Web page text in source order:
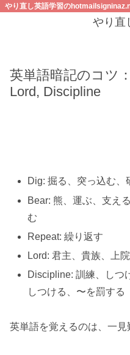
やり直し英語学習の
やり直
英単語暗記のコツ
Lord, Discipline
Dig: 掘る、突っ込む、
Bear: 熊、運ぶ、支え
む
Repeat: 繰り返す
Lord: 君主、貴族、上院
Discipline: 訓練、しつ
しつける、〜を罰する
英単語を覚えるのは、一見